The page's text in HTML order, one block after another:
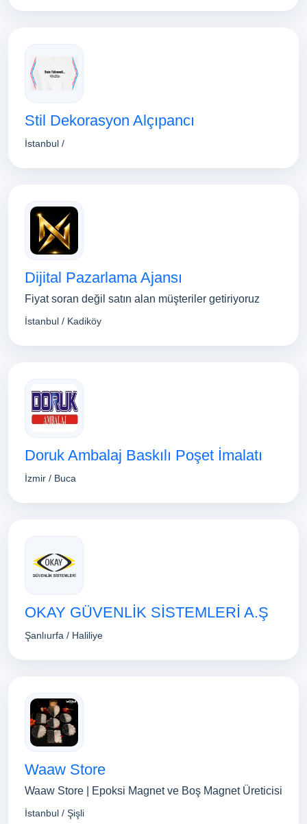
Stil Dekorasyon Alçıpancı
İstanbul /
Dijital Pazarlama Ajansı
Fiyat soran değil satın alan müşteriler getiriyoruz
İstanbul / Kadiköy
Doruk Ambalaj Baskılı Poşet İmalatı
İzmir / Buca
OKAY GÜVENLİK SİSTEMLERİ A.Ş
Şanlıurfa / Haliliye
Waaw Store
Waaw Store | Epoksi Magnet ve Boş Magnet Üreticisi
İstanbul / Şişli